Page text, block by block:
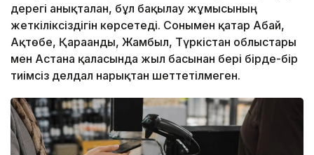
дерегі анықталған, бұл бақылау жұмысының
жеткіліксіздігін көрсетеді. Сонымен қатар Абай,
Ақтөбе, Қарағанды, Жамбыл, Түркістан облыстары
мен Астана қаласында жыл басынан бері бірде-бір
тиімсіз делдал нарықтан шеттетілмеген.